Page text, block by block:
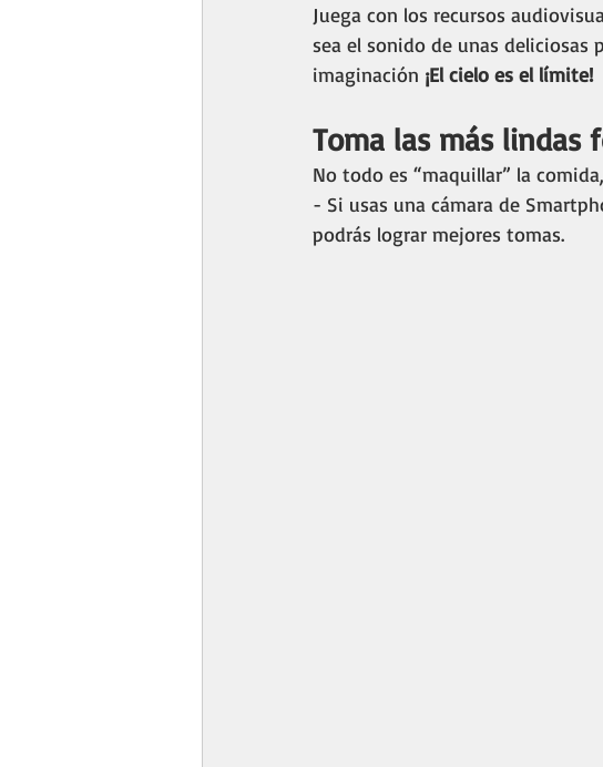
Juega con los recursos
sea el sonido de unas deliciosas
imaginación ¡El cielo es el límite!
Toma las más lindas
No todo es “maquillar” la
- Si usas una cámara de
podrás lograr mejores tomas.